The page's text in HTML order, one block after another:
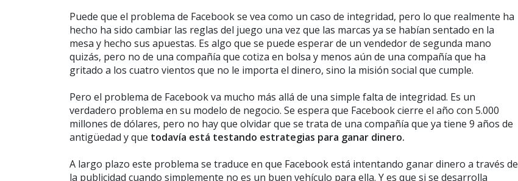
Puede que el problema de Facebook se vea como un caso de integridad, pero lo que realmente ha
hecho ha sido cambiar las reglas del juego una vez que las marcas ya se habían sentado en la
mesa y hecho sus apuestas. Es algo que se puede esperar de un vendedor de segunda mano
quizás, pero no de una compañía que cotiza en bolsa y menos aún de una compañía que ha
gritado a los cuatro vientos que no le importa el dinero, sino la misión social que cumple.
Pero el problema de Facebook va mucho más allá de una simple falta de integridad. Es un
verdadero problema en su modelo de negocio. Se espera que Facebook cierre el año con 5.000
millones de dólares, pero no hay que olvidar que se trata de una compañía que ya tiene 9 años de
antigüedad y que todavía está testando estrategias para ganar dinero.
A largo plazo este problema se traduce en que Facebook está intentando ganar dinero a través de
la publicidad cuando simplemente no es un buen vehículo para ella. Y es que si se desarrolla